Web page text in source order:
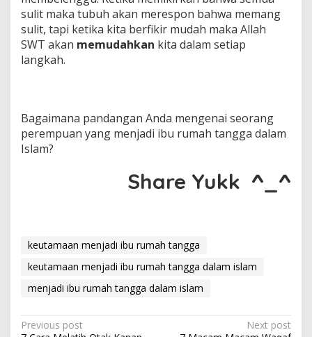
sulit maka tubuh akan merespon bahwa memang
sulit, tapi ketika kita berfikir mudah maka Allah
SWT akan memudahkan kita dalam setiap
langkah.
Bagaimana pandangan Anda mengenai seorang
perempuan yang menjadi ibu rumah tangga dalam
Islam?
Share Yukk ^_^
keutamaan menjadi ibu rumah tangga
keutamaan menjadi ibu rumah tangga dalam islam
menjadi ibu rumah tangga dalam islam
P
Previous post
Next post